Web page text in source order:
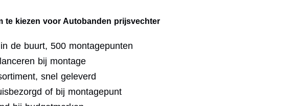
te kiezen voor Autobanden prijsvechter
de buurt, 500 montagepunten
bij montage
snel geleverd
of bij montagepunt